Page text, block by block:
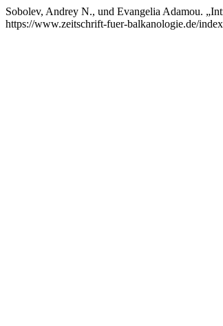
Sobolev, Andrey N., und Evangelia Adamou.
https://www.zeitschrift-fuer-balkanologie.de/